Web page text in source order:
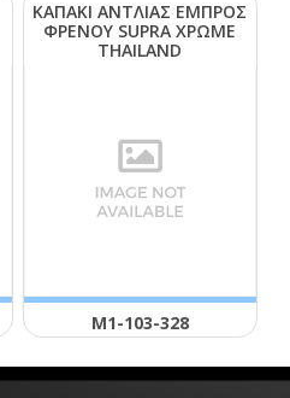
ΚΑΠΑΚΙ ΑΝΤΛΙΑΣ ΕΜΠΡΟΣ
ΦΡΕΝΟΥ SUΡRΑ ΧΡΩΜΕ
ΤΗΑΙLΑΝD
Μ1-103-328